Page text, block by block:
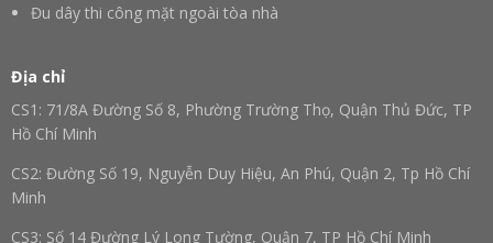
Đu dây thi công mặt ngoài tòa nhà
Địa chỉ
CS1: 71/8A Đường Số 8, Phường Trường Thọ, Quận Thủ Đức, TP
Hồ Chí Minh
CS2: Đường Số 19, Nguyễn Duy Hiệu, An Phú, Quận 2, Tp Hồ Chí
Minh
CS3: Số 14 Đường Lý Long Tường, Quận 7, TP Hồ Chí Minh